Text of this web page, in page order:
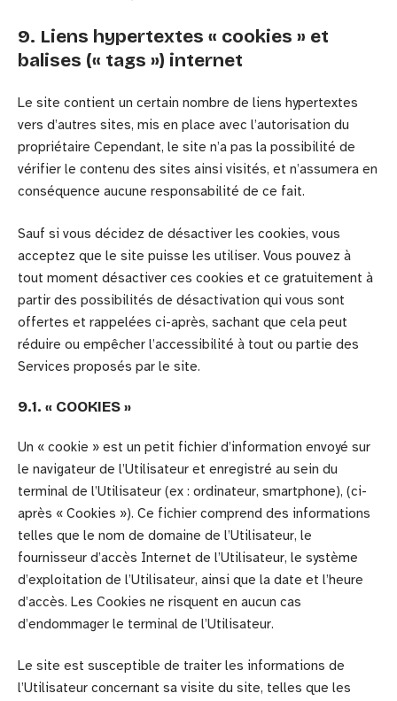
9. Liens hypertextes « cookies » et
balises (« tags ») internet
Le site contient un certain nombre de liens hypertextes
vers d’autres sites, mis en place avec l’autorisation du
propriétaire Cependant, le site n’a pas la possibilité de
vérifier le contenu des sites ainsi visités, et n’assumera en
conséquence aucune responsabilité de ce fait.
Sauf si vous décidez de désactiver les cookies, vous
acceptez que le site puisse les utiliser. Vous pouvez à
tout moment désactiver ces cookies et ce gratuitement à
partir des possibilités de désactivation qui vous sont
offertes et rappelées ci-après, sachant que cela peut
réduire ou empêcher l’accessibilité à tout ou partie des
Services proposés par le site.
9.1. « COOKIES »
Un « cookie » est un petit fichier d’information envoyé sur
le navigateur de l’Utilisateur et enregistré au sein du
terminal de l’Utilisateur (ex : ordinateur, smartphone), (ci-
après « Cookies »). Ce fichier comprend des informations
telles que le nom de domaine de l’Utilisateur, le
fournisseur d’accès Internet de l’Utilisateur, le système
d’exploitation de l’Utilisateur, ainsi que la date et l’heure
d’accès. Les Cookies ne risquent en aucun cas
d’endommager le terminal de l’Utilisateur.
Le site est susceptible de traiter les informations de
l’Utilisateur concernant sa visite du site, telles que les